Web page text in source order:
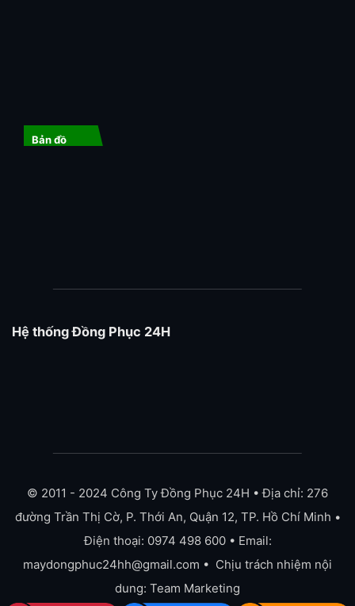
Bản đồ
Hệ thống Đồng Phục 24H
© 2011 - 2024 Công Ty Đồng Phục 24H • Địa chỉ: 276
đường Trần Thị Cờ, P. Thới An, Quận 12, TP. Hồ Chí Minh •
Điện thoại: 0974 498 600 • Email:
maydongphuc24hh@gmail.com • Chịu trách nhiệm nội
dung: Team Marketing